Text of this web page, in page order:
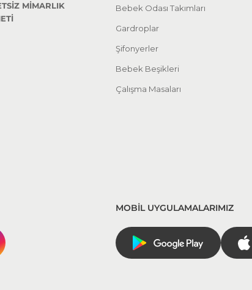
MİMARLIK
Bebek Odası Takımları
Gardroplar
Şifonyerler
Bebek Beşikleri
Çalışma Masaları
MOBİL UYGULAMALARIMIZ